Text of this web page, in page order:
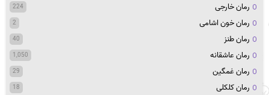
رمان خارجی 224
رمان خون اشامی 2
رمان طنز 40
رمان عاشقانه 1,050
رمان غمگین 29
رمان کلکلی 18